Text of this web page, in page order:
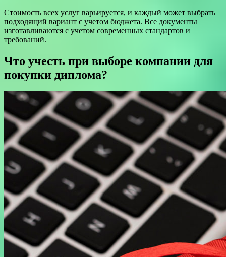
Стоимость всех услуг варьируется, и каждый может выбрать
подходящий вариант с учетом бюджета. Все документы
изготавливаются с учетом современных стандартов и
требований.
Что учесть при выборе компании для
покупки диплома?